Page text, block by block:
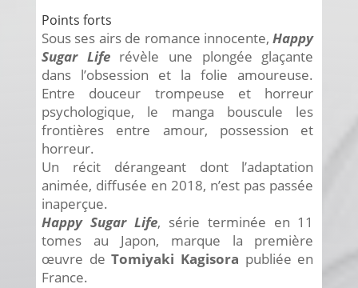
Points forts
Sous ses airs de romance innocente,Happy
Sugar Liferévèle une plongée glaçante
dans l’obsession et la folie amoureuse.
Entre douceur trompeuse et horreur
psychologique, le manga bouscule les
frontières entre amour, possession et
horreur.
Un récit dérangeant dont l’adaptation
animée, diffusée en 2018, n’est pas passée
inaperçue.
Happy Sugar Life, série terminée en 11
tomes au Japon, marque la première
œuvre deTomiyaki Kagisora publiée en
France.